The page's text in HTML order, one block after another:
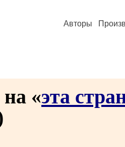
Авторы
«эта